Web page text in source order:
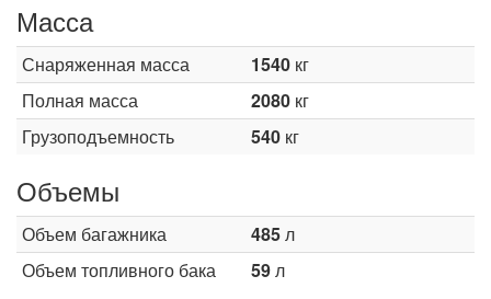
Масса
Снаряженная масса 1540 кг
Полная масса
2080 кг
Грузоподъемность
540 кг
Объемы
Объем багажника 485л
Объем топливного бака
59л